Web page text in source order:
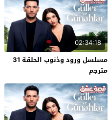
02:34:18
مسلسل ورود وذنوب الحلقة 31
مترجم